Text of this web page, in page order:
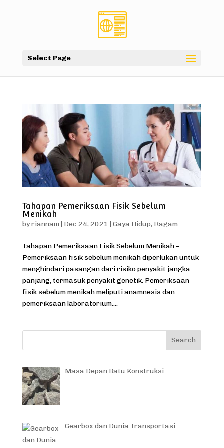
Select Page
Tahapan Pemeriksaan Fisik Sebelum
Menikah
byriannam | Dec 24, 2021 | Gaya Hidup, Ragam
Tahapan Pemeriksaan Fisik Sebelum Menikah –
Pemeriksaan fisik sebelum menikah diperlukan untuk
menghindari pasangan dari risiko penyakit jangka
panjang, termasuk penyakit genetik. Pemeriksaan
fisik sebelum menikah meliputi anamnesis dan
pemeriksaan laboratorium....
Masa Depan Batu Konstruksi
Gearbox dan Dunia Transportasi